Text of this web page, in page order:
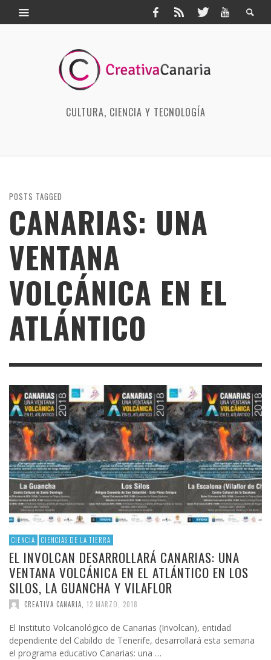
CULTURA, CIENCIA Y TECNOLOGÍA
POSTS TAGGED
CANARIAS: UNA
VENTANA
VOLCÁNICA EN EL
ATLÁNTICO
CIENCIA CIENCIAS DE LA TIERRA
EL INVOLCAN DESARROLLARÁ CANARIAS: UNA
VENTANA VOLCÁNICA EN EL ATLÁNTICO EN LOS
SILOS, LA GUANCHA Y VILAFLOR
CREATIVA CANARIA 12 MARZO, 2018
El Instituto Volcanológico de Canarias (Involcan), entidad
dependiente del Cabildo de Tenerife, desarrollará esta semana
el programa educativo Canarias: una …